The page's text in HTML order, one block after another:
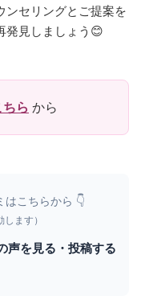
ンセリングとご提案を
発見しましょう😊
ちら から
はこちらから 👇
ます）
声を見る・投稿する